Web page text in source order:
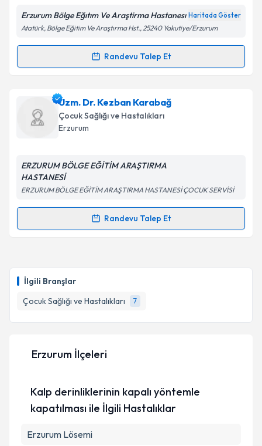
İlgili Branşlar
Çocuk Sağlığı ve Hastalıkları
7
Kişisel verilerimin işlenmesine ilişkin
Metni'ni okudum ve kişisel verilerimin belirtilen
Takvim Talebini Gönder
Erzurum Bölge Eğıtım Ve Araştirma Hastanesı Haritada Göster
Atatürk, Bölge Eğitim Ve Araştırma Hst., 25240 Yakutiye/Erzurum
Randevu Talep Et
Randevu Takvimi Talebi
Ass. Dr. Ufuk Utku Güllüiçin randevu takvimi talebi
oluşturun. Size bu uzmandan randevu almanız için bir
takvim hazırlandığında e-posta ile bilgilendireceğiz.
Kişisel verilerimin işlenmesine ilişkinAydınlatma
'ni okudum ve kişisel verilerimin belirtilen
kapsamda işlenmesini kabul ediyorum.
Takvim Talebini Gönder
Uzm. Dr. Kezban Karabağ
Çocuk Sağlığı ve Hastalıkları
Erzurum
ERZURUM BÖLGE EĞİTİM ARAŞTIRMA
HASTANESİ
ERZURUM BÖLGE EĞİTİM ARAŞTIRMA HASTANESİ ÇOCUK SERVİSİ
Randevu Talep Et
Randevu Takvimi Talebi
için bir takvim hazırlandığında e-posta ile
bilgilendireceğiz.
E-posta Adresiniz
Metni'ni okudum ve kişisel verilerimin belirtilen
kapsamda işlenmesini kabul ediyorum.
Takvim Talebini Gönder
Erzurum İlçeleri
Kalp derinliklerinin kapalı yöntemle
kapatılması ile İlgili Hastalıklar
Erzurum Lösemi